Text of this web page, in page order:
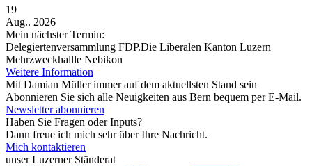
19
Aug.. 2026
Mein nächster Termin:
Delegiertenversammlung FDP.Die Liberalen Kanton Luzern
Mehrzweckhallle Nebikon
Weitere Information
Mit Damian Müller immer auf dem aktuellsten Stand sein
Abonnieren Sie sich alle Neuigkeiten aus Bern bequem per E-Mail.
Newsletter abonnieren
Haben Sie Fragen oder Inputs?
Dann freue ich mich sehr über Ihre Nachricht.
Mich kontaktieren
unser Luzerner Ständerat